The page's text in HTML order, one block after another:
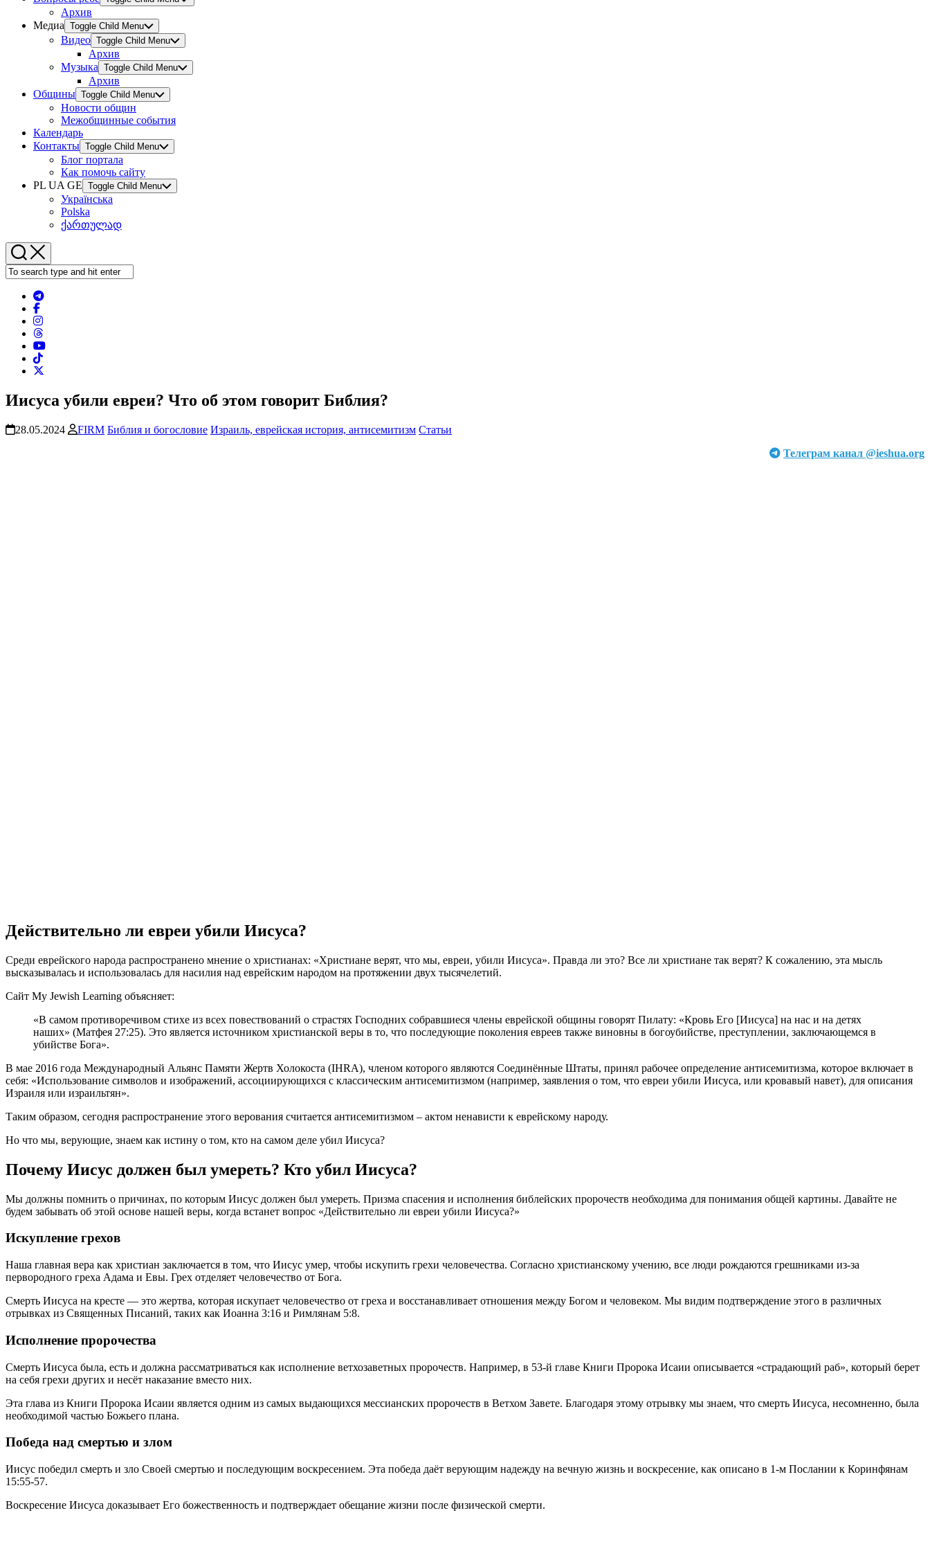
Архив
Медиа Toggle Child Menu
Видео Toggle Child Menu
Архив
Музыка Toggle Child Menu
Архив
Общины Toggle Child Menu
Новости общин
Межобщинные события
Календарь
Контакты Toggle Child Menu
Блог портала
Как помочь сайту
PL UA GE Toggle Child Menu
Українська
Polska
ქართულად
Иисуса убили евреи? Что об этом говорит Библия?
28.05.2024 FIRM Библия и богословие Израиль, еврейская история, антисемитизм Статьи
Телеграм канал @ieshua.org
Действительно ли евреи убили Иисуса?
Среди еврейского народа распространено мнение о христианах: «Христиане верят, что мы, евреи, убили Иисуса». Правда ли это? Все ли христиане так верят? К сожалению, эта мысль
высказывалась и использовалась для насилия над еврейским народом на протяжении двух тысячелетий.
Сайт My Jewish Learning объясняет:
«В самом противоречивом стихе из всех повествований о страстях Господних собравшиеся члены еврейской общины говорят Пилату: «Кровь Его [Иисуса] на нас и на детях
наших» (Матфея 27:25). Это является источником христианской веры в то, что последующие поколения евреев также виновны в богоубийстве, преступлении, заключающемся в
убийстве Бога».
В мае 2016 года Международный Альянс Памяти Жертв Холокоста (IHRA), членом которого являются Соединённые Штаты, принял рабочее определение антисемитизма, которое включает в
себя: «Использование символов и изображений, ассоциирующихся с классическим антисемитизмом (например, заявления о том, что евреи убили Иисуса, или кровавый навет), для описания
Израиля или израильтян».
Таким образом, сегодня распространение этого верования считается антисемитизмом – актом ненависти к еврейскому народу.
Но что мы, верующие, знаем как истину о том, кто на самом деле убил Иисуса?
Почему Иисус должен был умереть? Кто убил Иисуса?
Мы должны помнить о причинах, по которым Иисус должен был умереть. Призма спасения и исполнения библейских пророчеств необходима для понимания общей картины. Давайте не
будем забывать об этой основе нашей веры, когда встанет вопрос «Действительно ли евреи убили Иисуса?»
Искупление грехов
Наша главная вера как христиан заключается в том, что Иисус умер, чтобы искупить грехи человечества. Согласно христианскому учению, все люди рождаются грешниками из-за
первородного греха Адама и Евы. Грех отделяет человечество от Бога.
Смерть Иисуса на кресте — это жертва, которая искупает человечество от греха и восстанавливает отношения между Богом и человеком. Мы видим подтверждение этого в различных
отрывках из Священных Писаний, таких как Иоанна 3:16 и Римлянам 5:8.
Исполнение пророчества
Смерть Иисуса была, есть и должна рассматриваться как исполнение ветхозаветных пророчеств. Например, в 53-й главе Книги Пророка Исаии описывается «страдающий раб», который берет
на себя грехи других и несёт наказание вместо них.
Эта глава из Книги Пророка Исаии является одним из самых выдающихся мессианских пророчеств в Ветхом Завете. Благодаря этому отрывку мы знаем, что смерть Иисуса, несомненно, была
необходимой частью Божьего плана.
Победа над смертью и злом
Иисус победил смерть и зло Своей смертью и последующим воскресением. Эта победа даёт верующим надежду на вечную жизнь и воскресение, как описано в 1-м Послании к Коринфянам
15:55-57.
Воскресение Иисуса доказывает Его божественность и подтверждает обещание жизни после физической смерти.